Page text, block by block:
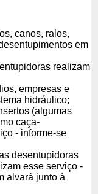
canos, ralos,
em
realizam
empresas e
hidráulico;
(algumas
caça-
- informe-se
desentupidoras
esse serviço -
alvará junto à